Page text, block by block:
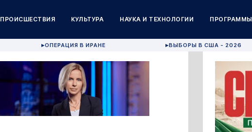
ПРОИСШЕСТВИЯ КУЛЬТУРА НАУКА И ТЕХНОЛОГИИ ПРОГРАММЫ
▶ОПЕРАЦИЯ В ИРАНЕ ▶ВЫБОРЫ В США - 2026